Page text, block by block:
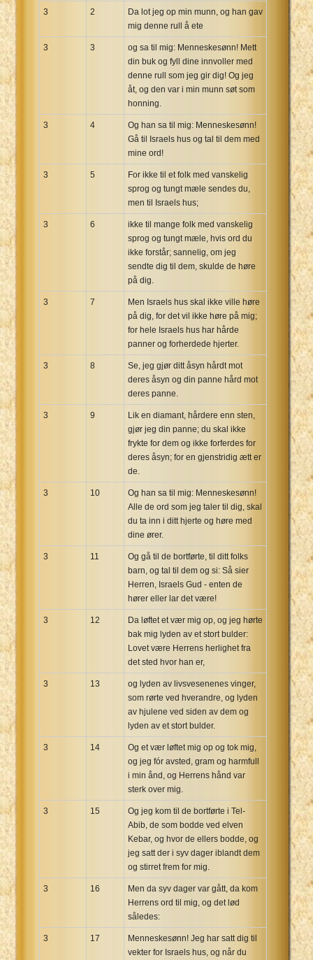
3 2
Da lot jeg op min munn, og han gav
mig denne rull å ete
3 3
og sa til mig: Menneskesønn! Mett
din buk og fyll dine innvoller med
denne rull som jeg gir dig! Og jeg
åt, og den var i min munn søt som
honning.
3 4
Og han sa til mig: Menneskesønn!
Gå til Israels hus og tal til dem med
mine ord!
3 5
For ikke til et folk med vanskelig
sprog og tungt mæle sendes du,
men til Israels hus;
3 6
ikke til mange folk med vanskelig
sprog og tungt mæle, hvis ord du
ikke forstår; sannelig, om jeg
sendte dig til dem, skulde de høre
på dig.
3 7
Men Israels hus skal ikke ville høre
på dig, for det vil ikke høre på mig;
for hele Israels hus har hårde
panner og forherdede hjerter.
3 8
Se, jeg gjør ditt åsyn hårdt mot
deres åsyn og din panne hård mot
deres panne.
3 9
Lik en diamant, hårdere enn sten,
gjør jeg din panne; du skal ikke
frykte for dem og ikke forferdes for
deres åsyn; for en gjenstridig ætt er
de.
3 10
Og han sa til mig: Menneskesønn!
Alle de ord som jeg taler til dig, skal
du ta inn i ditt hjerte og høre med
dine ører.
3 11
Og gå til de bortførte, til ditt folks
barn, og tal til dem og si: Så sier
Herren, Israels Gud - enten de
hører eller lar det være!
3 12
Da løftet et vær mig op, og jeg hørte
bak mig lyden av et stort bulder:
Lovet være Herrens herlighet fra
det sted hvor han er,
3 13
og lyden av livsvesenenes vinger,
som rørte ved hverandre, og lyden
av hjulene ved siden av dem og
lyden av et stort bulder.
3 14
Og et vær løftet mig op og tok mig,
og jeg fór avsted, gram og harmfull
i min ånd, og Herrens hånd var
sterk over mig.
3 15
Og jeg kom til de bortførte i Tel-
Abib, de som bodde ved elven
Kebar, og hvor de ellers bodde, og
jeg satt der i syv dager iblandt dem
og stirret frem for mig.
3 16
Men da syv dager var gått, da kom
Herrens ord til mig, og det lød
således:
3 17
Menneskesønn! Jeg har satt dig til
vekter for Israels hus, og når du